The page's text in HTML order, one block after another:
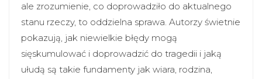
ale zrozumienie, co doprowadziło do aktualnego
stanu rzeczy, to oddzielna sprawa. Autorzy świetnie
pokazują, jak niewielkie błędy mogą
sięskumulować i doprowadzić do tragedii i jaką
ułudą są takie fundamenty jak wiara, rodzina,